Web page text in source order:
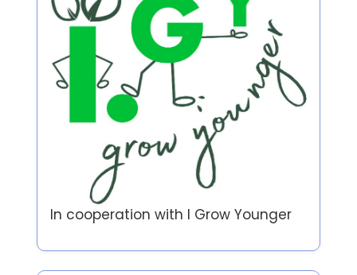
In cooperation with I Grow Younger